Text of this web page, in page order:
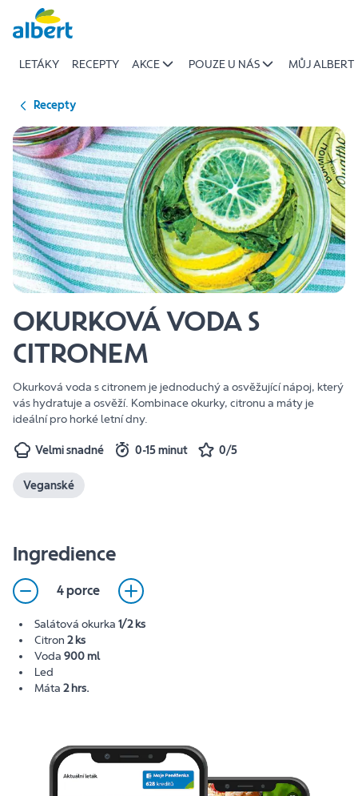
Přeskočit
LETÁKY RECEPTY AKCE POUZE U NÁS MŮJ ALBERT
Recepty
OKURKOVÁ VODA S
CITRONEM
Okurková voda s citronem je jednoduchý a osvěžující nápoj, který
vás hydratuje a osvěží. Kombinace okurky, citronu a máty je
ideální pro horké letní dny.
Velmi snadné 0-15 minut 0/5
Veganské
Ingredience
4 porce
Salátová okurka 1/2 ks
Citron 2 ks
Voda 900 ml
Led
Máta 2 hrs.